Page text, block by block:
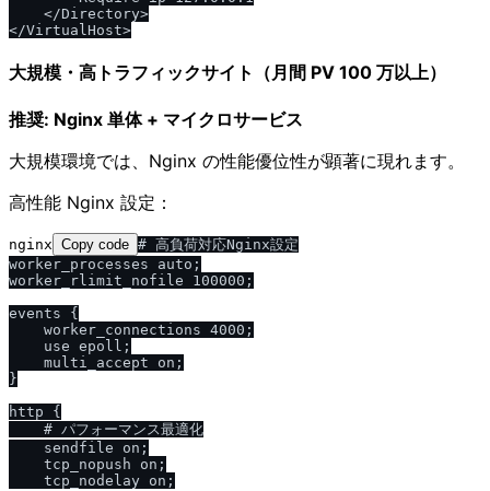
    </Directory>
大規模・高トラフィックサイト（月間 PV 100 万以上）
推奨: Nginx 単体 + マイクロサービス
大規模環境では、Nginx の性能優位性が顕著に現れます。
高性能 Nginx 設定：
nginx Copy code # 高負荷対応Nginx設定
worker_processes auto;
worker_rlimit_nofile 100000;
events {
    worker_connections 4000;
    use epoll;
    multi_accept on;
}
http {
    # パフォーマンス最適化
    sendfile on;
    tcp_nopush on;
    tcp_nodelay on;